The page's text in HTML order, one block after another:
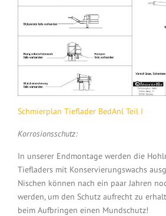
Schmierplan Tieflader BedAnl Teil I
Korrosionsschutz:
In unserer Endmontage werden die
Tiefladers mit Konservierungswachs
Nischen können nach ein paar Jahren
werden, um den Schutz aufrecht zu
beim Aufbringen einen Mundschutz!